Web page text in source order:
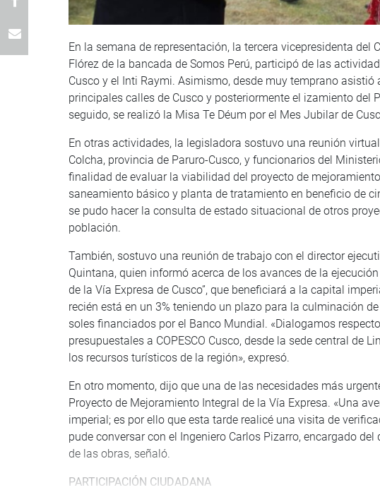
En la semana de representación, la tercera vicepresidenta del
Flórez de la bancada de Somos Perú, participó de las
Cusco y el Inti Raymi. Asimismo, desde muy temprano
principales calles de Cusco y posteriormente el izamiento del
seguido, se realizó la Misa Te Déum por el Mes Jubilar de
En otras actividades, la legisladora sostuvo una reunión
Colcha, provincia de Paruro-Cusco, y funcionarios del
finalidad de evaluar la viabilidad del proyecto de
saneamiento básico y planta de tratamiento en beneficio de
se pudo hacer la consulta de estado situacional de otros
población.
También, sostuvo una reunión de trabajo con el director
Quintana, quien informó acerca de los avances de la
de la Vía Expresa de Cusco”, que beneficiará a la capital
recién está en un 3% teniendo un plazo para la culminación
soles financiados por el Banco Mundial. «Dialogamos
presupuestales a COPESCO Cusco, desde la sede central de
los recursos turísticos de la región», expresó.
En otro momento, dijo que una de las necesidades más
Proyecto de Mejoramiento Integral de la Vía Expresa. «Una
imperial; es por ello que esta tarde realicé una visita de
pude conversar con el Ingeniero Carlos Pizarro, encargado
de las obras, señaló.
PARTICIPACIÓN CIUDADANA